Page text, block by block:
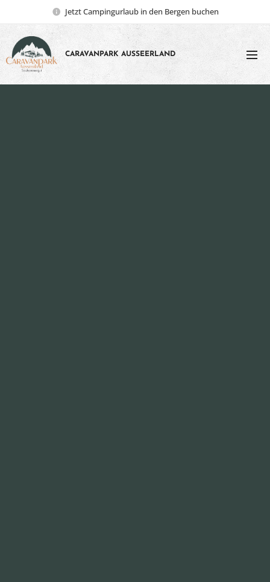
Jetzt Campingurlaub in den Bergen buchen
CARAVANPARK AUSSEERLAND